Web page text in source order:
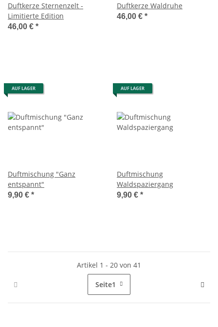
Duftkerze Sternenzelt -
Limitierte Edition
46,00 € *
Duftkerze Waldruhe
46,00 € *
AUF LAGER
Duftmischung "Ganz
entspannt"
9,90 € *
AUF LAGER
Duftmischung
Waldspaziergang
9,90 € *
Artikel 1 - 20 von 41
Seite1